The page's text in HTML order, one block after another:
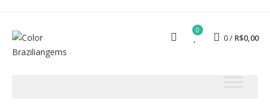
0
0 R$0,00